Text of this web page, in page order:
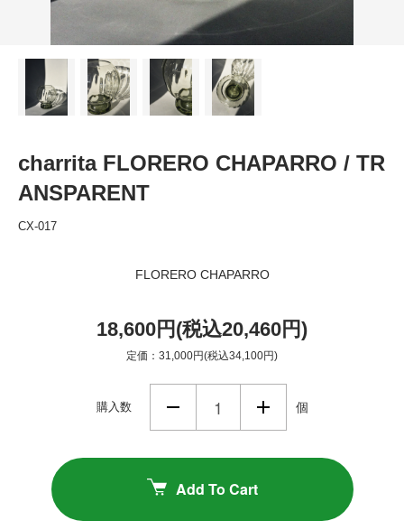
charrita FLORERO CHAPARRO / TR
ANSPARENT
CX-017
FLORERO CHAPARRO
18,600円(税込20,460円)
定価：31,000円(税込34,100円)
購入数 個
Add To Cart